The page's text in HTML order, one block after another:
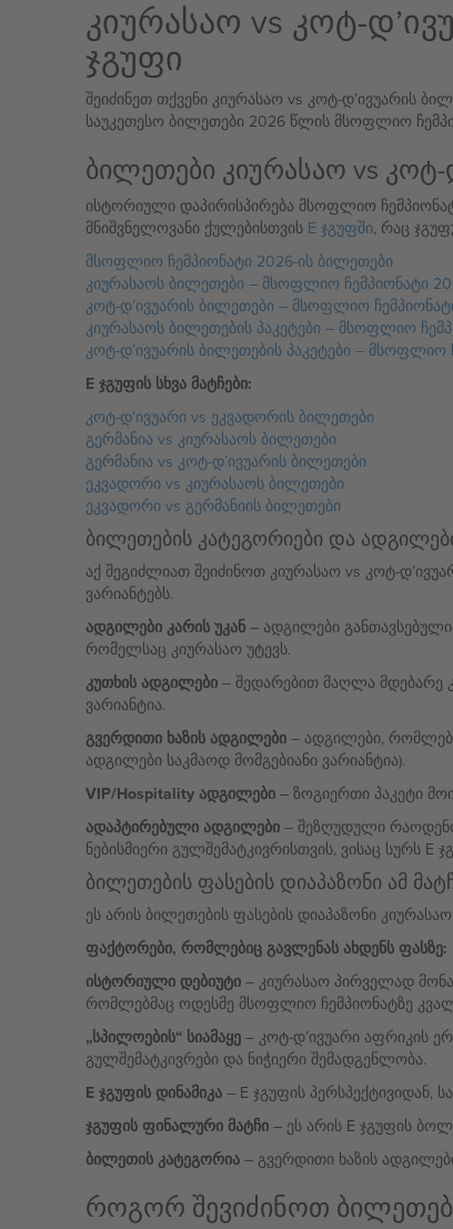
კიურასაო vs კოტ-
ჯგუფი
შეიძინეთ თქვენი კიურასაო vs კოტ-დ’ივუარის
საუკეთესო ბილეთები 2026 წლის მსოფლიო
ბილეთები კიურასაო vs კოტ-
ისტორიული დაპირისპირება მსოფლიო
მნიშვნელოვანი ქულებისთვის E ჯგუფში, რაც
მსოფლიო ჩემპიონატი 2026-ის ბილეთები
კიურასაოს ბილეთები – მსოფლიო ჩემპიონატი
კოტ-დ’ივუარის ბილეთები – მსოფლიო
კიურასაოს ბილეთების პაკეტები – მსოფლიო
კოტ-დ’ივუარის ბილეთების პაკეტები – მსოფლიო
E ჯგუფის სხვა მატჩები:
კოტ-დ’ივუარი vs ეკვადორის ბილეთები
გერმანია vs კიურასაოს ბილეთები
გერმანია vs კოტ-დ’ივუარის ბილეთები
ეკვადორი vs კიურასაოს ბილეთები
ეკვადორი vs გერმანიის ბილეთები
ბილეთების კატეგორიები და
აქ შეგიძლიათ შეიძინოთ კიურასაო vs კოტ-
ვარიანტებს.
ადგილები კარის უკან– ადგილები
რომელსაც კიურასაო უტევს.
კუთხის ადგილები– შედარებით მაღლა მდებარე
ვარიანტია.
გვერდითი ხაზის ადგილები– ადგილები,
ადგილები საკმაოდ მომგებიანი ვარიანტია).
VIP/Hospitality ადგილები– ზოგიერთი პაკეტი
ადაპტირებული ადგილები– შეზღუდული
ნებისმიერი გულშემატკივრისთვის, ვისაც სურს E
ბილეთების ფასების დიაპაზონი ამ
ეს არის ბილეთების ფასების დიაპაზონი
ფაქტორები, რომლებიც გავლენას ახდენს ფასზე:
ისტორიული დებიუტი– კიურასაო პირველად
რომლებმაც ოდესმე მსოფლიო ჩემპიონატზე
„სპილოების“ სიამაყე– კოტ-დ’ივუარი აფრიკის
გულშემატკივრები და ნიჭიერი შემადგენლობა.
E ჯგუფის დინამიკა– E ჯგუფის პერსპექტივიდან,
ჯგუფის ფინალური მატჩი– ეს არის E ჯგუფის
ბილეთის კატეგორია– გვერდითი ხაზის
როგორ შევიძინოთ